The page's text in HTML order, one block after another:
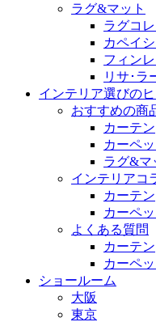
ラグ&マット
ラグコ
カペイ
フィン
リサ･ラ
インテリア選びのヒ
おすすめの商
カーテン
カーペッ
ラグ&マ
インテリアコ
カーテン
カーペッ
よくある質問
カーテン
カーペッ
ショールーム
大阪
東京